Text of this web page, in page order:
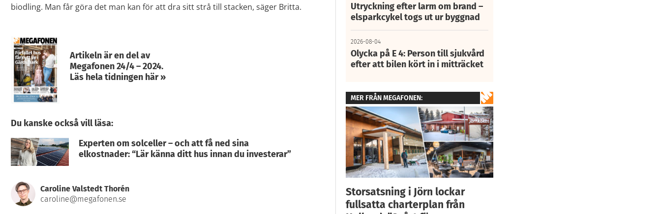
biodling. Man får göra det man kan för att dra sitt strå till stacken, säger Britta.
Artikeln är en del av
Megafonen 24/4 – 2024.
Läs hela tidningen här »
Du kanske också vill läsa:
Experten om solceller – och att få ned sina
elkostnader: “Lär känna ditt hus innan du investerar”
Caroline Valstedt Thorén
caroline@megafonen.se
Utryckning efter larm om brand –
elsparkcykel togs ut ur byggnad
2026-08-04
Olycka på E 4: Person till sjukvård
efter att bilen kört in i mitträcket
MER FRÅN MEGAFONEN:
Storsatsning i Jörn lockar
fullsatta charterplan från